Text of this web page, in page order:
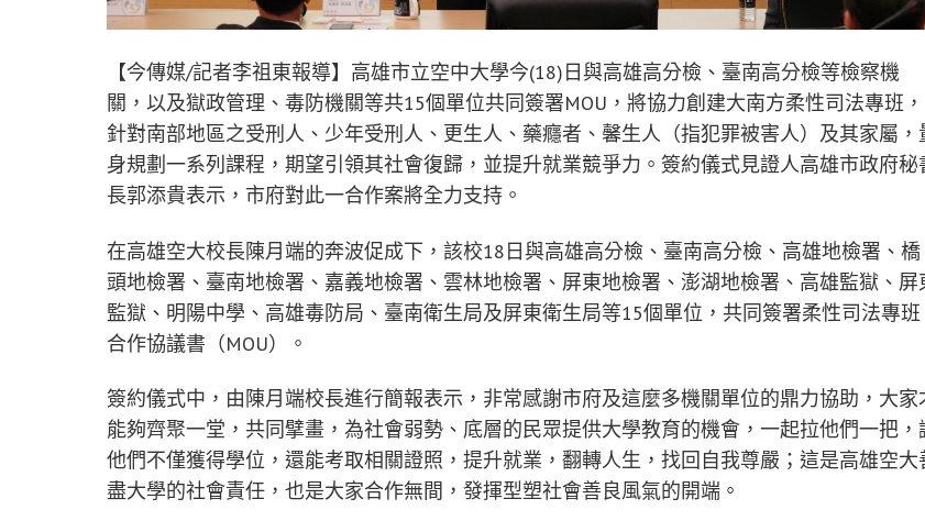
【今傳媒/記者李祖東報導】高雄市立空中大學今(18)日與高雄高分檢、臺南高分檢等檢察機
關，以及獄政管理、毒防機關等共15個單位共同簽署MOU，將協力創建大南方柔性司法專班，
針對南部地區之受刑人、少年受刑人、更生人、藥癮者、馨生人（指犯罪被害人）及其家屬，
身規劃一系列課程，期望引領其社會復歸，並提升就業競爭力。簽約儀式見證人高雄市政府秘
長郭添貴表示，市府對此一合作案將全力支持。
在高雄空大校長陳月端的奔波促成下，該校18日與高雄高分檢、臺南高分檢、高雄地檢署、橋
頭地檢署、臺南地檢署、嘉義地檢署、雲林地檢署、屏東地檢署、澎湖地檢署、高雄監獄、屏
監獄、明陽中學、高雄毒防局、臺南衛生局及屏東衛生局等15個單位，共同簽署柔性司法專班
合作協議書（MOU）。
簽約儀式中，由陳月端校長進行簡報表示，非常感謝市府及這麼多機關單位的鼎力協助，大家
能夠齊聚一堂，共同擘畫，為社會弱勢、底層的民眾提供大學教育的機會，一起拉他們一把，
他們不僅獲得學位，還能考取相關證照，提升就業，翻轉人生，找回自我尊嚴；這是高雄空大
盡大學的社會責任，也是大家合作無間，發揮型塑社會善良風氣的開端。